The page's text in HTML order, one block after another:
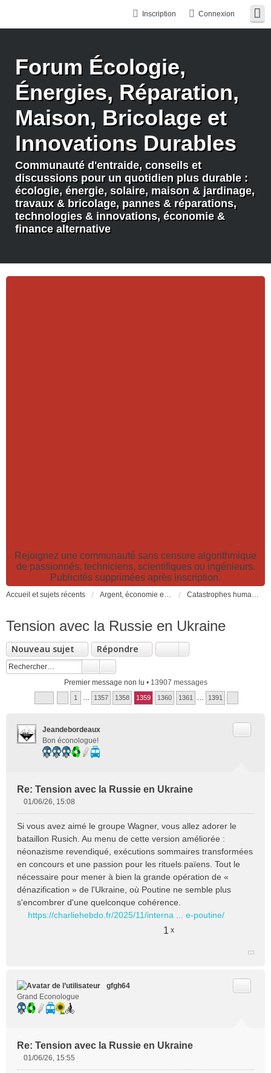
Connexion
Inscription
Forum Écologie,
Énergies, Réparation,
Maison, Bricolage et
Innovations Durables
Communauté d'entraide, conseils et
discussions pour un quotidien plus durable :
écologie, énergie, solaire, maison & jardinage,
travaux & bricolage, pannes & réparations,
technologies & innovations, économie &
finance alternative
Rejoignez une communauté sans censure algorithmique
de passionnés, techniciens, scientifiques ou ingénieurs.
Publicités supprimées après inscription.
Accueil et sujets récents Argent, économie et finance. Alimentation et agriculture. Développement durable, pollution de l'air et catastrophes. Gestion des déchets. Catastrophes humanitaires, naturelles, climatiques et industrielles
Tension avec la Russie en Ukraine
Nouveau sujet Répondre
Premier message non lu • 13907 messages
1 1357 1358 1359 1360 1361 1391
Jeandebordeaux
Bon éconologue!
Re: Tension avec la Russie en Ukraine
s
s
a
g
e
n
n
01/06/26, 15:08
Si vous avez aimé le groupe Wagner, vous allez adorer le
bataillon Rusich. Au menu de cette version améliorée :
néonazisme revendiqué, exécutions sommaires transformées
en concours et une passion pour les rituels païens. Tout le
nécessaire pour mener à bien la grande opération de «
dénazification » de l'Ukraine, où Poutine ne semble plus
s'encombrer d'une quelconque cohérence.
https://charliehebdo.fr/2025/11/interna ... e-poutine/
1 x
gfgh64
Grand Econologue
Re: Tension avec la Russie en Ukraine
01/06/26, 15:55